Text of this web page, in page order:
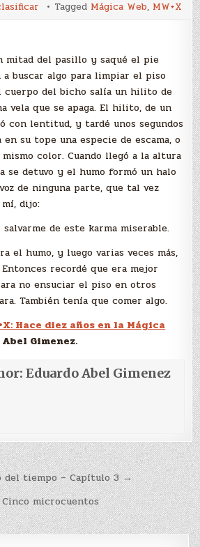
Tagged Mágica Web, MW+X
mitad del pasillo y saqué el pie
a buscar algo para limpiar el piso
cuerpo del bicho salía un hilito de
vela que se apaga. El hilito, de un
con lentitud, y tardé unos segundos
su tope una especie de escama, o
color. Cuando llegó a la altura
se detuvo y el humo formó un halo
de ninguna parte, que tal vez
dijo:
salvarme de este karma miserable.
el humo, y luego varias veces más,
recordé que era mejor
no ensuciar el piso en otros
También tenía que comer algo.
Hace diez años en la Mágica
Gimenez.
Eduardo Abel Gimenez
del tiempo – Capítulo 3 →
microcuentos